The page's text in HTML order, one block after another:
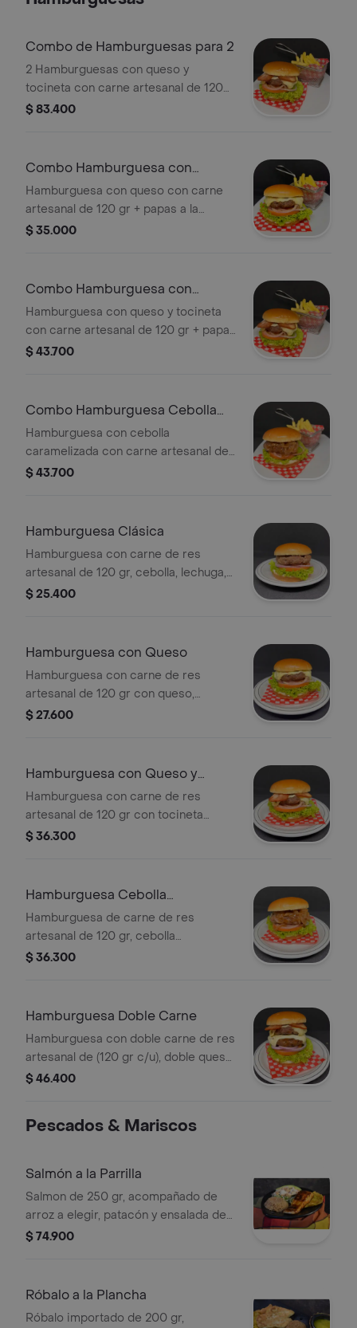
Combo de Hamburguesas para 2
2 Hamburguesas con queso y
tocineta con carne artesanal de 120
gr c/u, acompañadas de 2 papas
$ 83.400
Combo Hamburguesa con
Queso
Hamburguesa con queso con carne
artesanal de 120 gr + papas a la
francesa + bebida personal.
$ 35.000
Combo Hamburguesa con
Queso y Tocineta
Hamburguesa con queso y tocineta
con carne artesanal de 120 gr + papas
a la francesa + bebida personal.
$ 43.700
Combo Hamburguesa Cebolla
Caramelizada
Hamburguesa con cebolla
caramelizada con carne artesanal de
120 gr + papas a la francesa + bebida
$ 43.700
Hamburguesa Clásica
Hamburguesa con carne de res
artesanal de 120 gr, cebolla, lechuga,
tomate y salsas a elección.
$ 25.400
Hamburguesa con Queso
Hamburguesa con carne de res
artesanal de 120 gr con queso,
cebolla, lechuga, tomate y salsas a
$ 27.600
Hamburguesa con Queso y
Tocineta
Hamburguesa con carne de res
artesanal de 120 gr con tocineta
ahumada, queso, tomate, lechuga y
$ 36.300
Hamburguesa Cebolla
Caramelizada
Hamburguesa de carne de res
artesanal de 120 gr, cebolla
grillé/caramelizada, queso y salsas a
$ 36.300
Hamburguesa Doble Carne
Hamburguesa con doble carne de res
artesanal de (120 gr c/u), doble queso,
tocineta, cebolla, lechuga, tomate y
$ 46.400
Pescados & Mariscos
Salmón a la Parrilla
Salmon de 250 gr, acompañado de
arroz a elegir, patacón y ensalada de
lechuga y zanahoria.
$ 74.900
Róbalo a la Plancha
Róbalo importado de 200 gr,